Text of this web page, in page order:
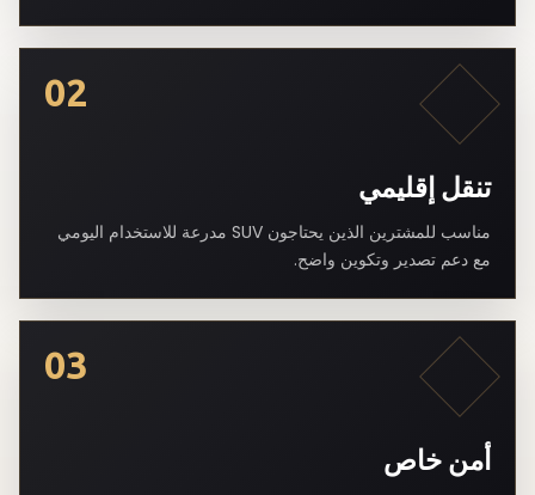
02
تنقل إقليمي
مناسب للمشترين الذين يحتاجون SUV مدرعة للاستخدام اليومي
مع دعم تصدير وتكوين واضح.
03
أمن خاص